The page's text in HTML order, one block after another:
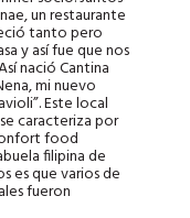
un restaurante
tanto pero
y así fue que nos
nació Cantina
mi nuevo
Este local
caracteriza por
food
filipina de
es que varios de
fueron